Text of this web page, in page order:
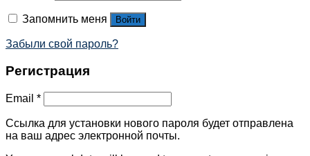
Запомнить меня Войти
Забыли свой пароль?
Регистрация
Email *
Ссылка для установки нового пароля будет отправлена ​​
на ваш адрес электронной почты.